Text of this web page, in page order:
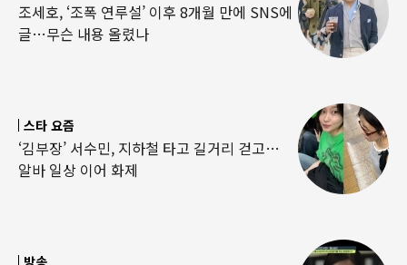
조세호, ‘조폭 연루설’ 이후 8개월 만에 SNS에
글…무슨 내용 올렸나
스타 요즘
‘김부장’ 서수민, 지하철 타고 길거리 걷고…
알바 일상 이어 화제